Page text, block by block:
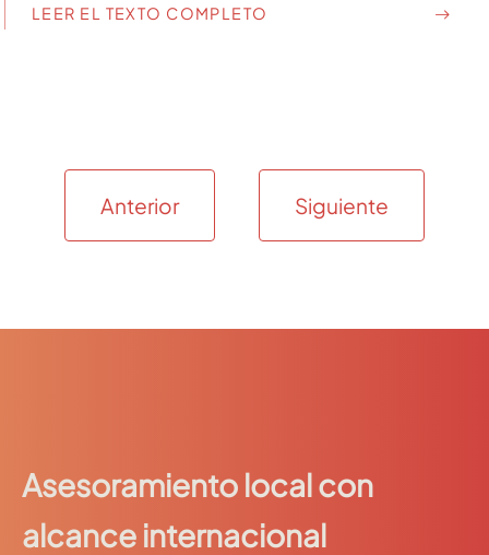
LEER EL TEXTO COMPLETO
Anterior Siguiente
Asesoramiento local con
alcance internacional